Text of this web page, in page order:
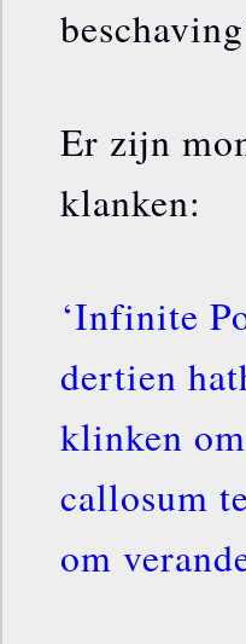
Er zijn
klanken:
‘Infinite
dertien
klinken
callosum
om